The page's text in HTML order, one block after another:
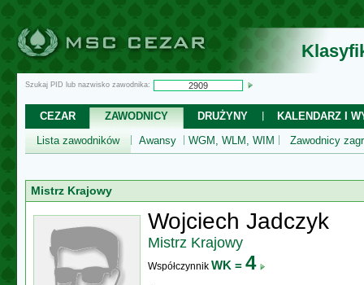
Szukaj PID lub nazwisko zawodnika:
CEZAR ZAWODNICY DRUŻYNY
KALENDARZ I
Lista zawodników
Awansy WGM, WLM, WIM Zawodnicy
Mistrz Krajowy
Wojciech Jadczyk
Mistrz Krajowy
Współczynnik WK = 4